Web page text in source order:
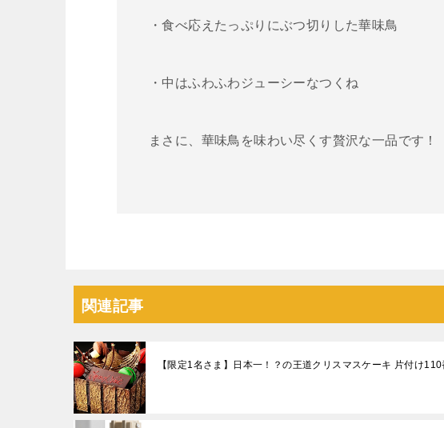
・食べ応えたっぷりにぶつ切りした華味鳥
・中はふわふわジューシーなつくね
まさに、華味鳥を味わい尽くす贅沢な一品です！
関連記事
【限定1名さま】日本一！？の王道クリスマスケーキ 片付け110